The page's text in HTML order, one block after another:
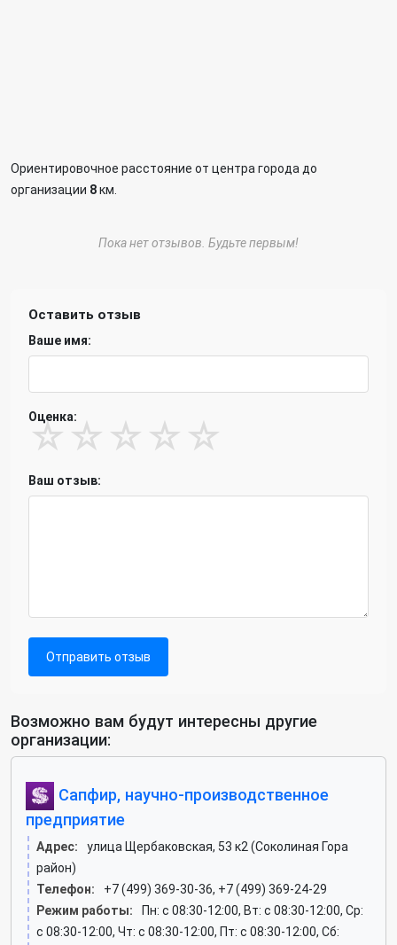
Ориентировочное расстояние от центра города до
организации 8км.
Пока нет отзывов. Будьте первым!
Оставить отзыв
Ваше имя:
Оценка:
☆ ☆ ☆ ☆ ☆
Ваш отзыв:
Отправить отзыв
Возможно вам будут интересны другие
организации:
Сапфир, научно-производственное
предприятие
Адрес:
улица Щербаковская, 53 к2 (Соколиная Гора
район)
Телефон:
+7 (499) 369-30-36, +7 (499) 369-24-29
Режим работы:
Пн: c 08:30-12:00, Вт: c 08:30-12:00, Ср:
c 08:30-12:00, Чт: c 08:30-12:00, Пт: c 08:30-12:00, Сб: